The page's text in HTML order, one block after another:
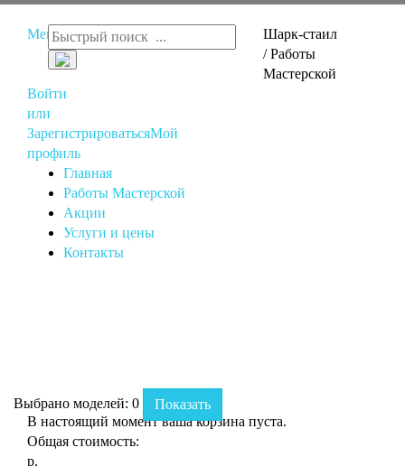
Меню
Шарк-стаил
/ Работы
Мастерской
Войти
или
ЗарегистрироватьсяМой
профиль
Главная
Работы Мастерской
Акции
Услуги и цены
Контакты
В настоящий момент ваша корзина пуста.
Общая стоимость:
р.
Выбрано моделей: 0